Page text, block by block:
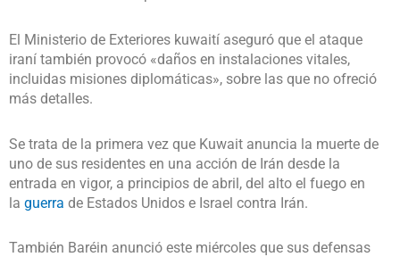
El Ministerio de Exteriores kuwaití aseguró que el ataque
iraní también provocó «daños en instalaciones vitales,
incluidas misiones diplomáticas», sobre las que no ofreció
más detalles.
Se trata de la primera vez que Kuwait anuncia la muerte de
uno de sus residentes en una acción de Irán desde la
entrada en vigor, a principios de abril, del alto el fuego en
la guerra de Estados Unidos e Israel contra Irán.
También Baréin anunció este miércoles que sus defensas